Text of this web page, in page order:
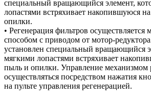
специальный вращающийся элемент,
лопастями встряхивает накопившуюся
опилки.
• Регенерация фильтров
способом с приводом от мотор-
установлен специальный вращающийся
мягкими лопастями встряхивает
пыль и опилки. Управление механизмом
осуществляться посредством нажатия
на пульте управления регенерацией.